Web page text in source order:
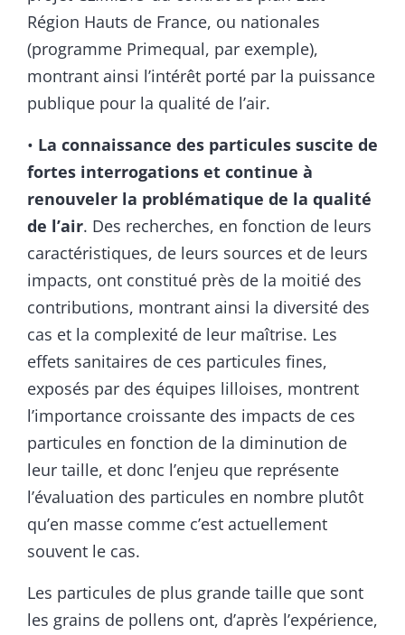
Région Hauts de France, ou nationales
(programme Primequal, par exemple),
montrant ainsi l’intérêt porté par la puissance
publique pour la qualité de l’air.
• La connaissance des particules suscite de
fortes interrogations et continue à
renouveler la problématique de la qualité
de l’air. Des recherches, en fonction de leurs
caractéristiques, de leurs sources et de leurs
impacts, ont constitué près de la moitié des
contributions, montrant ainsi la diversité des
cas et la complexité de leur maîtrise. Les
effets sanitaires de ces particules fines,
exposés par des équipes lilloises, montrent
l’importance croissante des impacts de ces
particules en fonction de la diminution de
leur taille, et donc l’enjeu que représente
l’évaluation des particules en nombre plutôt
qu’en masse comme c’est actuellement
souvent le cas.
Les particules de plus grande taille que sont
les grains de pollens ont, d’après l’expérience,